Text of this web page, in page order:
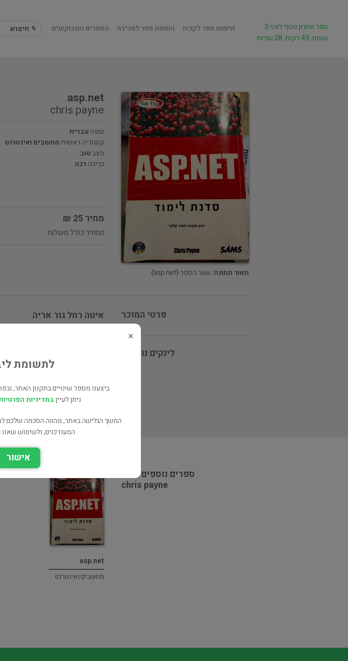
חיפוש ספר לקניה הוספת ספר למכירה הספרים המבוקשים
ספר אחרון נוסף לפני 3
שעות, 49 דקות, 28 שניות
תאור תמונה: שער הספר {asp.net}
asp.net
chris payne
שפה עברית
קטגוריה ראשיתמחשבים ואינטרנט
מצבטוב
כריכה רכה
מחיר 25 ₪
המחיר כולל משלוח
פרטי המוכר איטה רחל גור אריה
לינקים נוספים
עוד ספרים מאותו מחבר/ת - chris payne (2 כותרים)
בעל הספר? לחץ כאן לעריכה/הסרה
מוכר ספר זהה? לחץ כאן להוספה
ספרים נוספים מאת
chris payne
asp.net
מחשבים ואינטרנט
×
לתשומת
ביצענו מספר שינויים בתקנון האתר,
ניתן לעייןבמדיניות
המשך הגלישה באתר, מהווה הסכמה שלכם
המעודכנים, ולשימוש שאנו
אישור